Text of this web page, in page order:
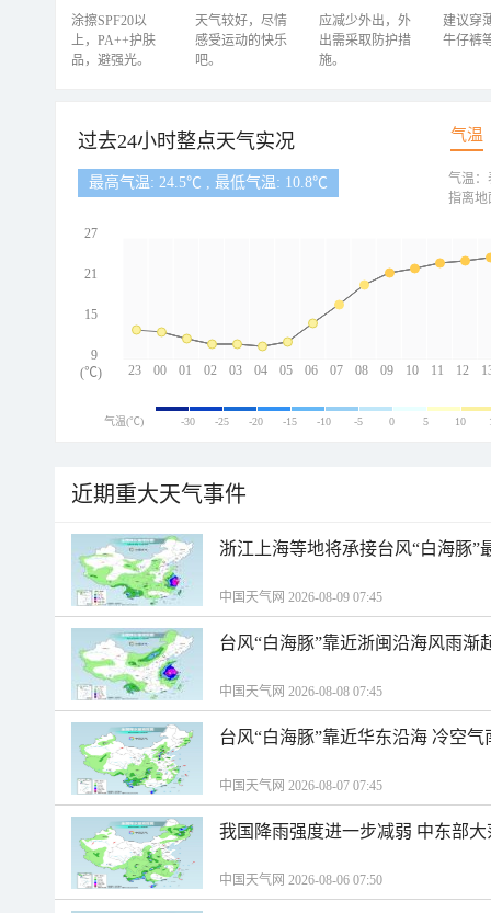
涂擦SPF20以
上，PA++护肤
品，避强光。
天气较好，尽情
感受运动的快乐
吧。
应减少外出，外
出需采取防护措
施。
建议穿
牛仔裤
过去24小时整点天气实况 气温
最高气温: 24.5℃ , 最低气温: 10.8℃
23 00 01 02 03 04 05 06 07 08 09 10 11 12
27
21
15
9
(℃)
气温：
指离地
气温(℃) -30 -25 -20 -15 -10 -5 0 5 10
近期重大天气事件
浙江上海等地将承接台风“白海豚”
中国天气网 2026-08-09 07:45
台风“白海豚”靠近浙闽沿海风雨渐
中国天气网 2026-08-08 07:45
台风“白海豚”靠近华东沿海 冷空
中国天气网 2026-08-07 07:45
我国降雨强度进一步减弱 中东部
中国天气网 2026-08-06 07:50